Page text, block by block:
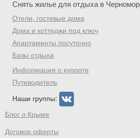
Снять жилье для отдыха в
Отели, гостевые дома
Дома и коттеджи под ключ
Апартаменты посуточно
Базы отдыха
Информация о курорте
Путеводитель
Наши группы:
Блог о Крыме
Договор оферты
Скидка −5%
Хочешь дешевле? Оставь